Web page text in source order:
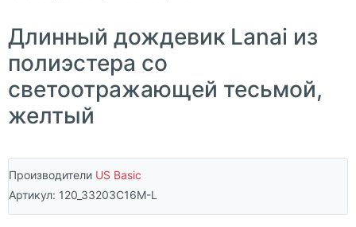
Длинный дождевик Lanai из
полиэстера со
светоотражающей тесьмой,
желтый
Производители US Basic
Артикул: 120_33203C16M-L